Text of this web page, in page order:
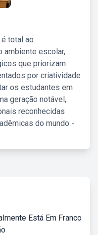
total ao
ambiente escolar,
que priorizam
por criatividade
os estudantes em
geração notável,
reconhecidas
do mundo -
Está Em Franco